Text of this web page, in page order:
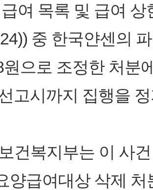
여 목록 및 급여
중 한국얀센의
원으로 조정한 처분
고시까지 집행을
건복지부는 이 사
양급여대상 삭제